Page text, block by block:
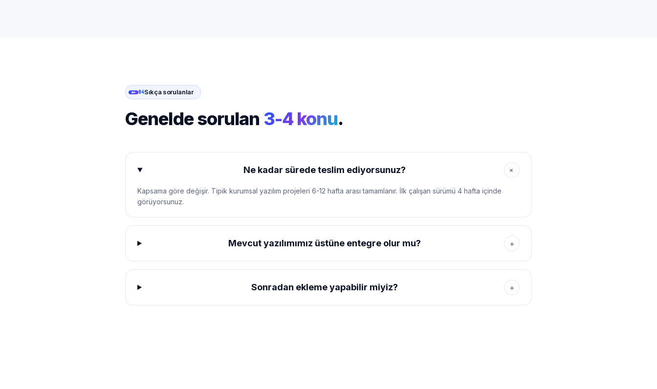
04Sıkça sorulanlar
Genelde sorulan 3-4 konu.
Ne kadar sürede teslim ediyorsunuz? +
Kapsama göre değişir. Tipik kurumsal yazılım projeleri 6-12 hafta arası tamamlanır. İlk çalışan sürümü 4 hafta içinde
görüyorsunuz.
Mevcut yazılımımız üstüne entegre olur mu? +
Sonradan ekleme yapabilir miyiz? +